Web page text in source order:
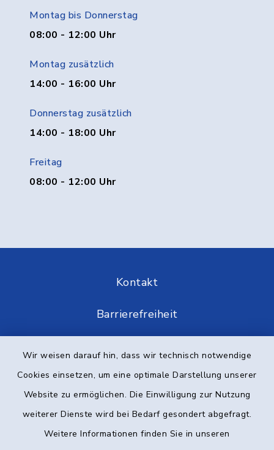
Wir weisen darauf hin, dass wir technisch notwendige
Cookies einsetzen, um eine optimale Darstellung unserer
Website zu ermöglichen. Die Einwilligung zur Nutzung
weiterer Dienste wird bei Bedarf gesondert abgefragt.
Weitere Informationen finden Sie in unseren
Montag bis Donnerstag
08:00 - 12:00 Uhr
Montag zusätzlich
14:00 - 16:00 Uhr
Donnerstag zusätzlich
14:00 - 18:00 Uhr
Freitag
08:00 - 12:00 Uhr
Kontakt
Barrierefreiheit
Impressum
Elektronische Kommunikation
Sitemap